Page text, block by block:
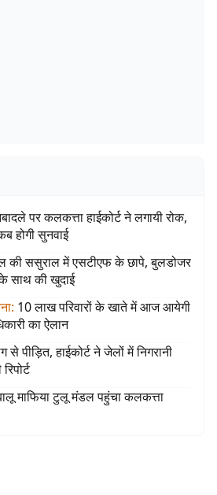
पर कलकत्ता हाईकोर्ट ने लगायी रोक,
होगी सुनवाई
की ससुराल में एसटीएफ के छापे, बुलडोजर
साथ की खुदाई
: 10 लाख परिवारों के खाते में आज आयेगी
का ऐलान
से पीड़ित, हाईकोर्ट ने जेलों में निगरानी
माफिया टुलू मंडल पहुंचा कलकत्ता